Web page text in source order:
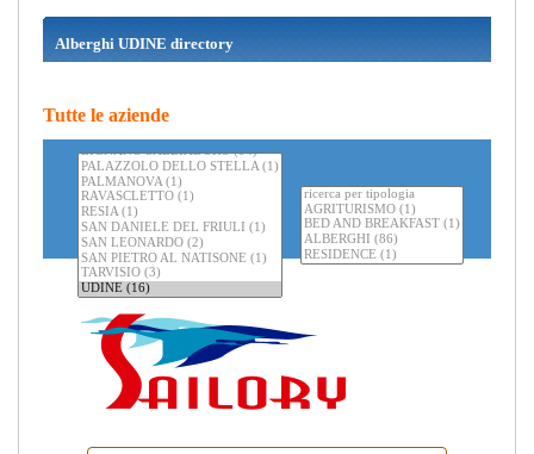
Alberghi UDINE directory
Tutte le aziende